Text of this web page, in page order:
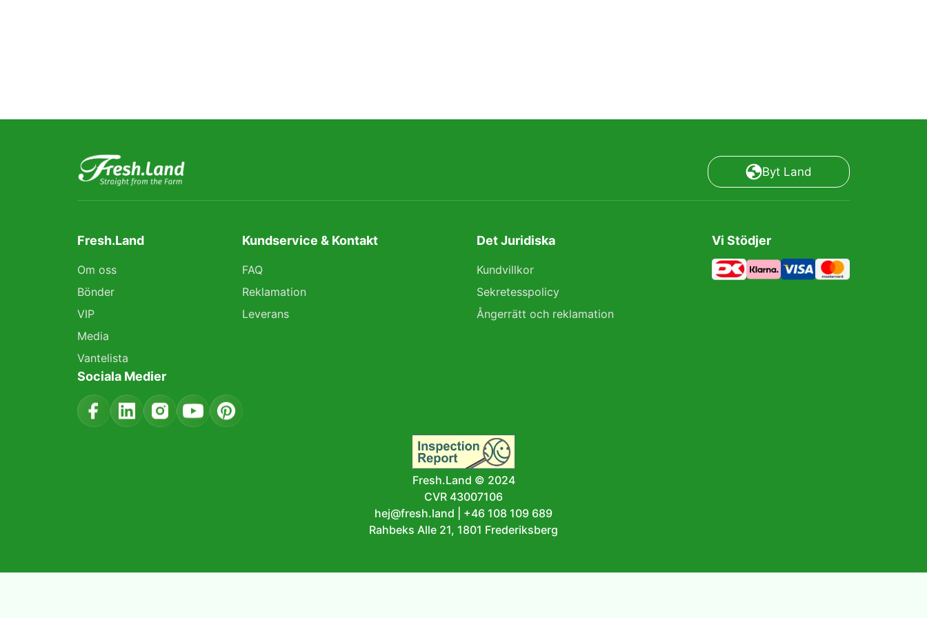
Byt Land
Fresh.Land
Om oss
Bönder
VIP
Media
Vantelista
Kundservice & Kontakt
FAQ
Reklamation
Leverans
Det Juridiska
Kundvillkor
Sekretesspolicy
Ångerrätt och reklamation
Vi Stödjer
Sociala Medier
Fresh.Land © 2024
CVR 43007106
hej@fresh.land
+46 108 109 689
Rahbeks Alle 21, 1801 Frederiksberg